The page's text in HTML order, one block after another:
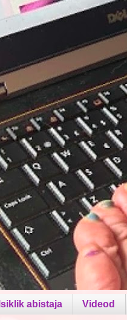
Isiklik abistaja Videod